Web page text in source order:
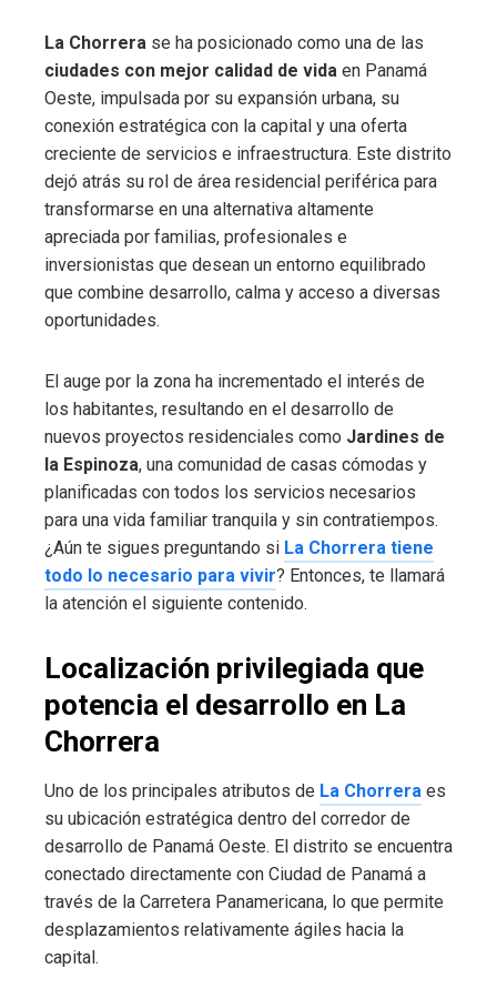
La Chorrera se ha posicionado como una de las
ciudades con mejor calidad de vida en Panamá
Oeste, impulsada por su expansión urbana, su
conexión estratégica con la capital y una oferta
creciente de servicios e infraestructura. Este distrito
dejó atrás su rol de área residencial periférica para
transformarse en una alternativa altamente
apreciada por familias, profesionales e
inversionistas que desean un entorno equilibrado
que combine desarrollo, calma y acceso a diversas
oportunidades.
El auge por la zona ha incrementado el interés de
los habitantes, resultando en el desarrollo de
nuevos proyectos residenciales como Jardines de
la Espinoza, una comunidad de casas cómodas y
planificadas con todos los servicios necesarios
para una vida familiar tranquila y sin contratiempos.
¿Aún te sigues preguntando si La Chorrera tiene
todo lo necesario para vivir? Entonces, te llamará
la atención el siguiente contenido.
Localización privilegiada que
potencia el desarrollo en La
Chorrera
Uno de los principales atributos de La Chorrera es
su ubicación estratégica dentro del corredor de
desarrollo de Panamá Oeste. El distrito se encuentra
conectado directamente con Ciudad de Panamá a
través de la Carretera Panamericana, lo que permite
desplazamientos relativamente ágiles hacia la
capital.